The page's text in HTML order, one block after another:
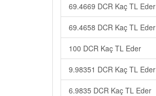
69.4669 DCR Kaç TL Eder
69.4658 DCR Kaç TL Eder
100 DCR Kaç TL Eder
9.98351 DCR Kaç TL Eder
6.9835 DCR Kaç TL Eder